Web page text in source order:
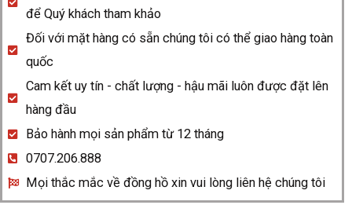
để Quý khách tham khảo
Đối với mặt hàng có sẵn chúng tôi có thể giao hàng toàn
quốc
Cam kết uy tín - chất lượng - hậu mãi luôn được đặt lên
hàng đầu
Bảo hành mọi sản phẩm từ 12 tháng
0707.206.888
Mọi thắc mắc về đồng hồ xin vui lòng liên hệ chúng tôi